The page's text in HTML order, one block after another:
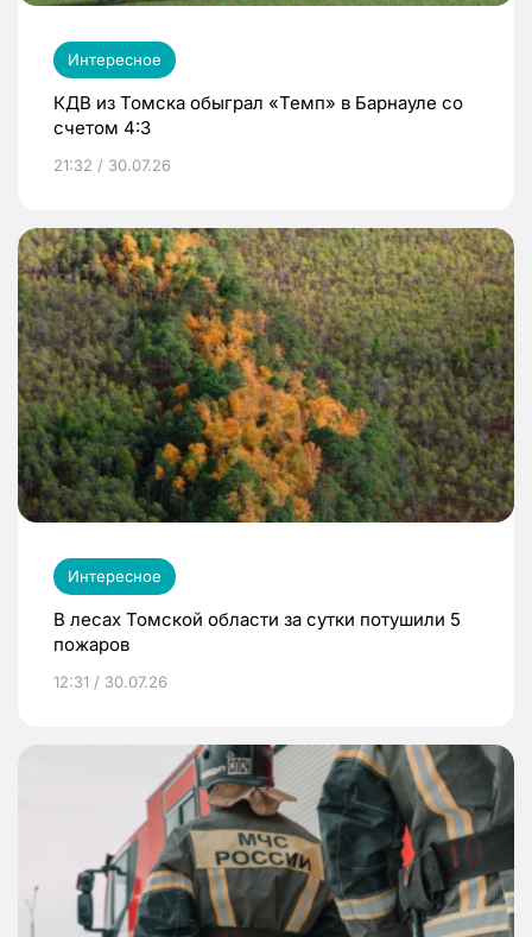
Интересное
КДВ из Томска обыграл «Темп» в Барнауле со
счетом 4:3
21:32 / 30.07.26
Интересное
В лесах Томской области за сутки потушили 5
пожаров
12:31 / 30.07.26